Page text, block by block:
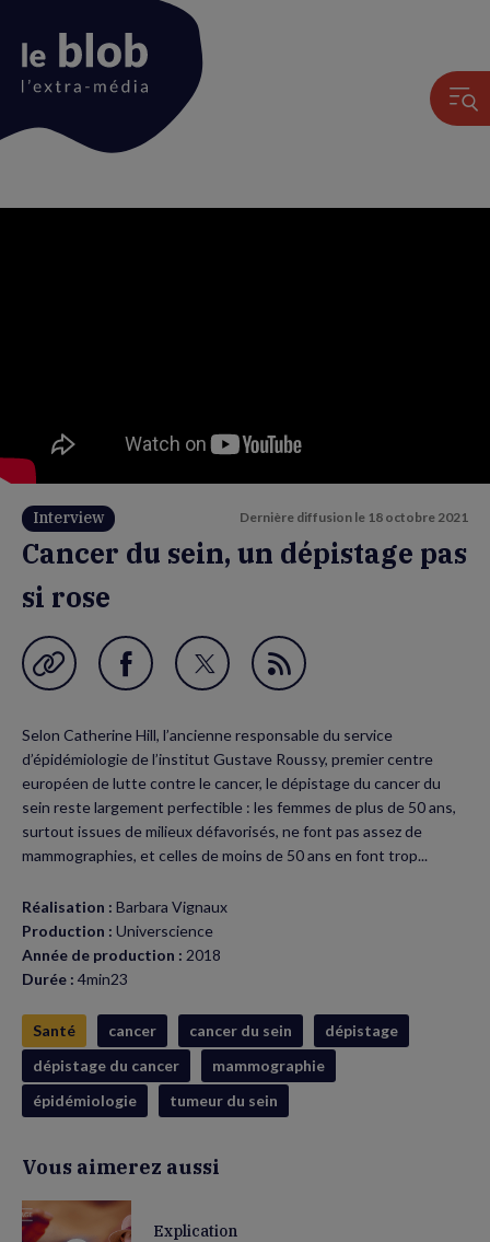
Interview Dernière diffusion le 18 octobre 2021
Cancer du sein, un dépistage pas
si rose
Garder en favori
Partager
Facebook
(nouvelle
fenêtre)
Partager
Twitter
(nouvelle
fenêtre)
Flux
Selon Catherine Hill, l’ancienne responsable du service
d’épidémiologie de l’institut Gustave Roussy, premier centre
européen de lutte contre le cancer, le dépistage du cancer du
sein reste largement perfectible : les femmes de plus de 50 ans,
surtout issues de milieux défavorisés, ne font pas assez de
mammographies, et celles de moins de 50 ans en font trop...
Réalisation : Barbara Vignaux
Production : Universcience
Année de production : 2018
Durée : 4min23
Santé cancer cancer du sein
dépistage
dépistage du cancer
mammographie
épidémiologie
tumeur du sein
Vous aimerez aussi
Explication